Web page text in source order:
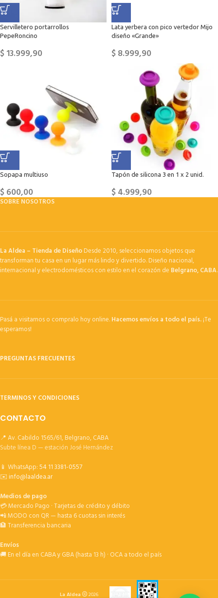
Servilletero portarrollos
PepeRoncino
$13.999,90
Lata yerbera con pico vertedor Mijo
diseño «Grande»
$8.999,90
Sopapa multiuso
$600,00
Tapón de silicona 3 en 1 x 2 unid.
$4.999,90
SOBRE NOSOTROS
La Aldea – Tienda de DiseñoDesde 2010, seleccionamos objetos que
transforman tu casa en un lugar más lindo y divertido. Diseño nacional,
internacional y electrodomésticos con estilo en el corazón de Belgrano, CABA.
Pasá a visitarnos o compralo hoy online.Hacemos envíos a todo el país.¡Te
esperamos!
PREGUNTAS FRECUENTES
TERMINOS Y CONDICIONES
CONTACTO
📍 Av. Cabildo 1565/61, Belgrano, CABA
Subte línea D — estación José Hernández
📱 WhatsApp:54 11 3381-0557
✉️info@laaldea.ar
Medios de pago
💳 Mercado Pago · Tarjetas de crédito y débito
📲 MODO con QR — hasta 6 cuotas sin interés
🏦 Transferencia bancaria
Envíos
🚚 En el día en CABA y GBA (hasta 13 h) · OCA a todo el país
La Aldea 2026